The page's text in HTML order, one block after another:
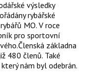
výsledky
rybářské
MO. V roce
pro sportovní
základna
480 členů. Také
nám byl odebrán.